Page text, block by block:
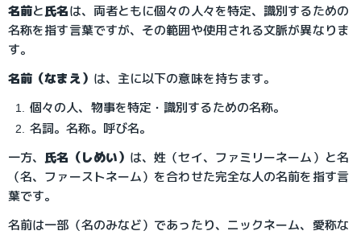
名前と氏名は、両者ともに個々の人々を特定、識別するための
名称を指す言葉ですが、その範囲や使用される文脈が異なりま
す。
名前（なまえ） は、主に以下の意味を持ちます。
個々の人、物事を特定・識別するための名称。
名詞。名称。呼び名。
一方、氏名（しめい） は、姓（セイ、ファミリーネーム）と名
（名、ファーストネーム）を合わせた完全な人の名前を指す言
葉です。
名前は一部（名のみなど）であったり、ニックネーム、愛称な